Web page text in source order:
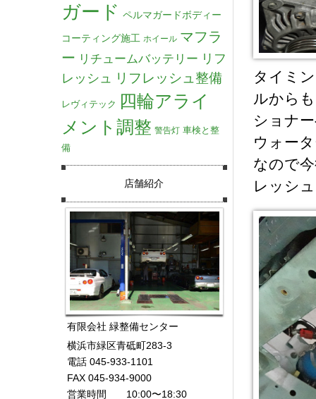
タイミ
ルから
ショナ
ウォー
なので
レッシ
ガード ペルマガードボディー
コーティング施工 ホイール マフラ
ー リチュームバッテリー リフ
レッシュ
リフレッシュ整備
レヴィテック 四輪アライ
メント調整 警告灯 車検と整
備
店舗紹介
有限会社 緑整備センター
横浜市緑区青砥町283-3
電話 045-933-1101
FAX 045-934-9000
営業時間 10:00〜18:30